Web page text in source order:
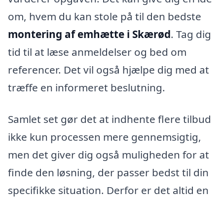
om, hvem du kan stole på til den bedste
montering af emhætte i Skærød. Tag dig
tid til at læse anmeldelser og bed om
referencer. Det vil også hjælpe dig med at
træffe en informeret beslutning.
Samlet set gør det at indhente flere tilbud
ikke kun processen mere gennemsigtig,
men det giver dig også muligheden for at
finde den løsning, der passer bedst til din
specifikke situation. Derfor er det altid en